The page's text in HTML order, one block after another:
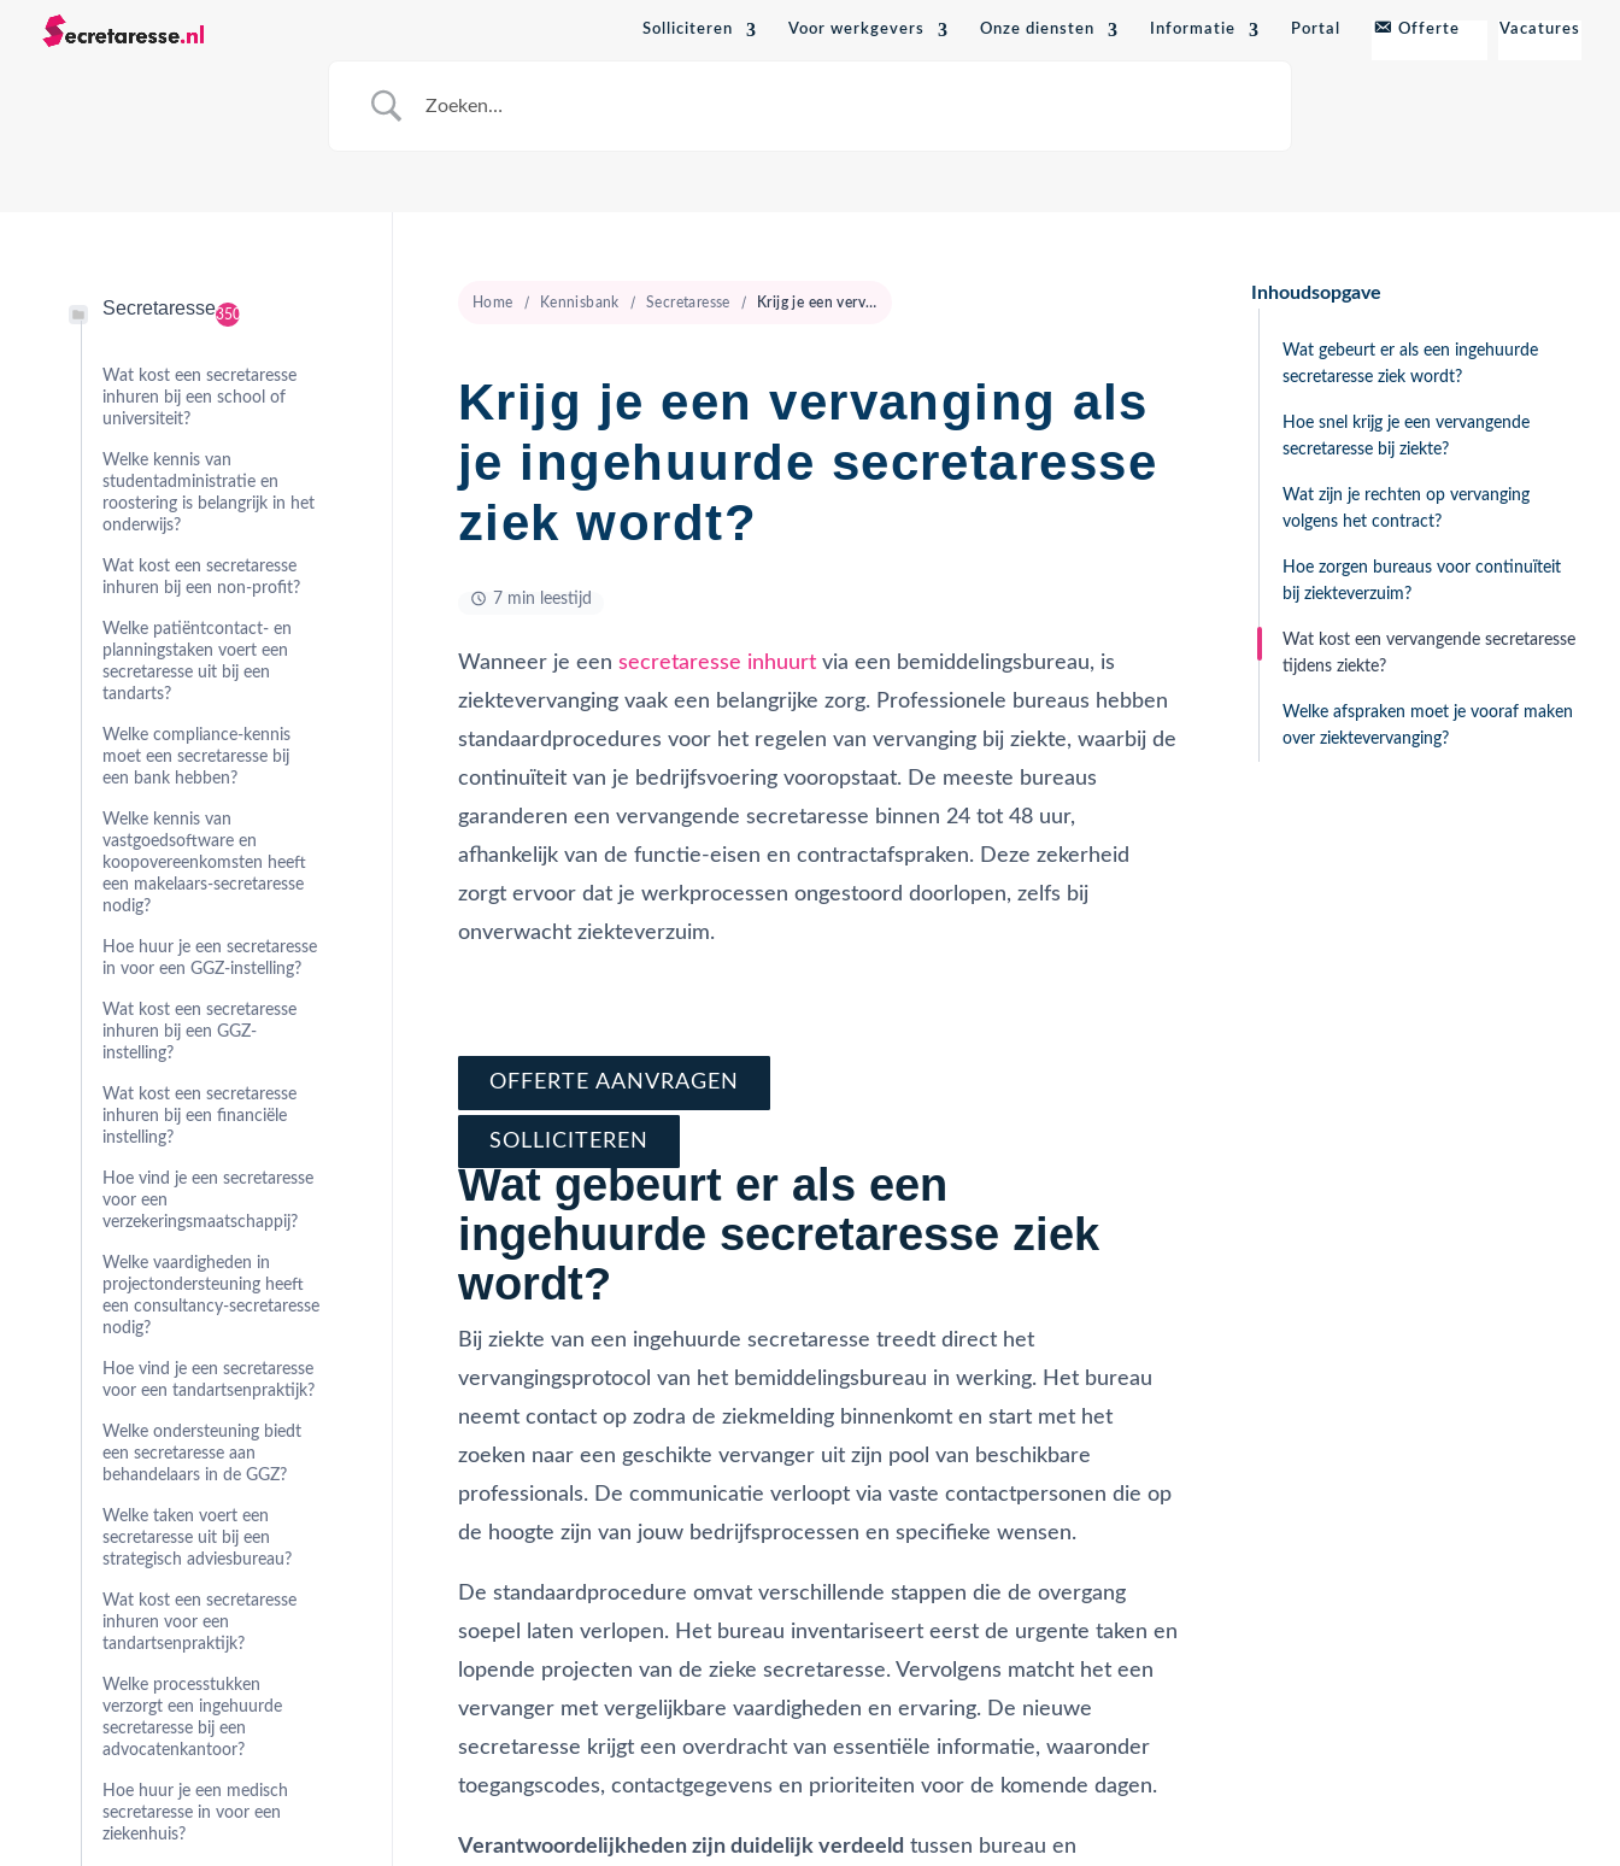
Solliciteren Voor werkgevers Onze diensten Informatie Portal Offerte Vacatures
Secretaresse350
Wat kost een secretaresse
inhuren bij een school of
universiteit?
Welke kennis van
studentadministratie en
roostering is belangrijk in het
onderwijs?
Wat kost een secretaresse
inhuren bij een non-profit?
Welke patiëntcontact- en
planningstaken voert een
secretaresse uit bij een
tandarts?
Welke compliance-kennis
moet een secretaresse bij
een bank hebben?
Welke kennis van
vastgoedsoftware en
koopovereenkomsten heeft
een makelaars-secretaresse
nodig?
Hoe huur je een secretaresse
in voor een GGZ-instelling?
Wat kost een secretaresse
inhuren bij een GGZ-
instelling?
Wat kost een secretaresse
inhuren bij een financiële
instelling?
Hoe vind je een secretaresse
voor een
verzekeringsmaatschappij?
Welke vaardigheden in
projectondersteuning heeft
een consultancy-secretaresse
nodig?
Hoe vind je een secretaresse
voor een tandartsenpraktijk?
Welke ondersteuning biedt
een secretaresse aan
behandelaars in de GGZ?
Welke taken voert een
secretaresse uit bij een
strategisch adviesbureau?
Wat kost een secretaresse
inhuren voor een
tandartsenpraktijk?
Welke processtukken
verzorgt een ingehuurde
secretaresse bij een
advocatenkantoor?
Hoe huur je een medisch
secretaresse in voor een
ziekenhuis?
Home Kennisbank Secretaresse Krijg je een vervanging als je ingehuurde secretaresse ziek wordt?
Krijg je een vervanging als
je ingehuurde secretaresse
ziek wordt?
7 min leestijd
Wanneer je een secretaresse inhuurtvia een bemiddelingsbureau, is
ziektevervanging vaak een belangrijke zorg. Professionele bureaus hebben
standaardprocedures voor het regelen van vervanging bij ziekte, waarbij de
continuïteit van je bedrijfsvoering vooropstaat. De meeste bureaus
garanderen een vervangende secretaresse binnen 24 tot 48 uur,
afhankelijk van de functie-eisen en contractafspraken. Deze zekerheid
zorgt ervoor dat je werkprocessen ongestoord doorlopen, zelfs bij
onverwacht ziekteverzuim.
OFFERTE AANVRAGEN
SOLLICITEREN
Wat gebeurt er als een
ingehuurde secretaresse ziek
wordt?
Bij ziekte van een ingehuurde secretaresse treedt direct het
vervangingsprotocol van het bemiddelingsbureau in werking. Het bureau
neemt contact op zodra de ziekmelding binnenkomt en start met het
zoeken naar een geschikte vervanger uit zijn pool van beschikbare
professionals. De communicatie verloopt via vaste contactpersonen die op
de hoogte zijn van jouw bedrijfsprocessen en specifieke wensen.
De standaardprocedure omvat verschillende stappen die de overgang
soepel laten verlopen. Het bureau inventariseert eerst de urgente taken en
lopende projecten van de zieke secretaresse. Vervolgens matcht het een
vervanger met vergelijkbare vaardigheden en ervaring. De nieuwe
secretaresse krijgt een overdracht van essentiële informatie, waaronder
toegangscodes, contactgegevens en prioriteiten voor de komende dagen.
Verantwoordelijkheden zijn duidelijk verdeeld tussen bureau en
Inhoudsopgave
Wat gebeurt er als een ingehuurde
secretaresse ziek wordt?
Hoe snel krijg je een vervangende
secretaresse bij ziekte?
Wat zijn je rechten op vervanging
volgens het contract?
Hoe zorgen bureaus voor continuïteit
bij ziekteverzuim?
Wat kost een vervangende secretaresse
tijdens ziekte?
Welke afspraken moet je vooraf maken
over ziektevervanging?